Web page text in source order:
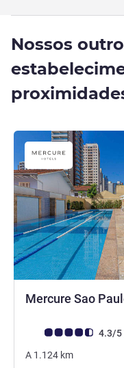
Nossos
Mercure Sao
Classificação clientes
4.3/5
A 1.124 km